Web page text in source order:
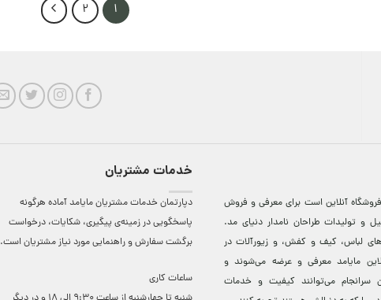
1
2
آنلاين است برای معرفی و فروش
و توليدات طراحان نامدار دنيای مد.
لباس، کيف و کفش، و زيورآلات در
مایامد معرفی و عرضه می‌شوند و
سرانجام می‌توانند کيفيت و خدمات
خدمات مشتریان
دپارتمان خدمات مشتریان مایامد آماده هرگونه
پاسخگویی در زمینه‌ی پیگیری، شکایات، درخواست
برگشت سفارش و راهنمایی مورد نیاز مشتریان است.
ساعات کاری